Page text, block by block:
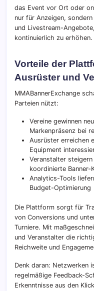
das Event vor Ort oder
nur für Anzeigen,
und Livestream-
kontinuierlich zu erhöhen.
Vorteile der
Ausrüster und
MMABannerExchange
Parteien nützt:
Vereine gewinnen
Markenpräsenz bei
Ausrüster erreichen
Equipment
Veranstalter
koordinierte Banner-
Analytics-Tools
Budget-Optimierung
Die Plattform sorgt für
von Conversions und
Turniere. Mit
und Veranstalter die
Reichweite und
Denk daran: Netzwerken
regelmäßige Feedback-
Erkenntnisse aus den